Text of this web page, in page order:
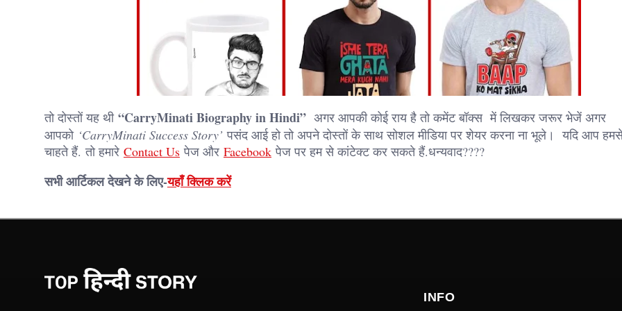
तो दोस्तों यह थी “CarryMinati Biography in Hindi” अगर आपकी कोई राय है तो कमेंट बॉक्स में लिखकर जरूर भेजें अगर
आपको ‘CarryMinati Success Story’ पसंद आई हो तो अपने दोस्तों के साथ सोशल मीडिया पर शेयर करना ना भूले। यदि आप
चाहते हैं. तो हमारे Contact Us पेज और Facebook पेज पर हम से कांटेक्ट कर सकते हैं.धन्यवाद????
सभी आर्टिकल देखने के लिए-यहाँ क्लिक करें
INFO